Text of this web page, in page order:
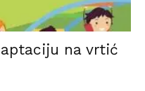
na vrtić